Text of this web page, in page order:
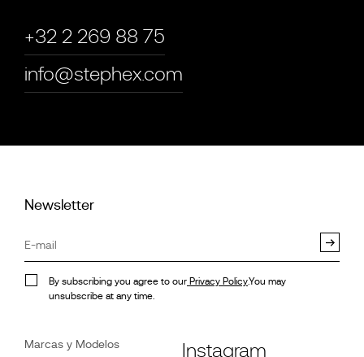
+32 2 269 88 75
info@stephex.com
Newsletter
By subscribing you agree to our Privacy Policy.You may
unsubscribe at any time.
Marcas y Modelos Instagram